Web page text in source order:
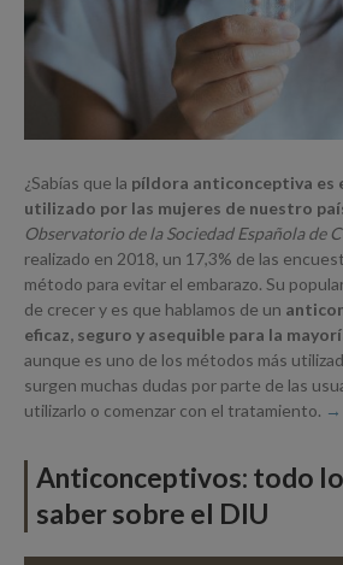
¿Sabías que la píldora anticonceptiva es
utilizado por las mujeres de nuestro
Observatorio de la Sociedad Española de
realizado en 2018, un 17,3% de las
método para evitar el embarazo. Su
de crecer y es que hablamos de un
eficaz, seguro y asequible para la
aunque es uno de los métodos más
surgen muchas dudas por parte de las
utilizarlo o comenzar con el tratamiento.
Anticonceptivos: todo
saber sobre el DIU